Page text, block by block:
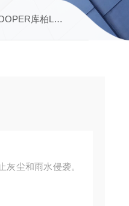
库柏LED灯 ECH-
尘和雨水侵袭。